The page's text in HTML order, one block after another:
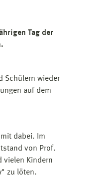
Tag der
Schülern wieder
auf dem
dabei. Im
von Prof.
vielen Kindern
zu löten.